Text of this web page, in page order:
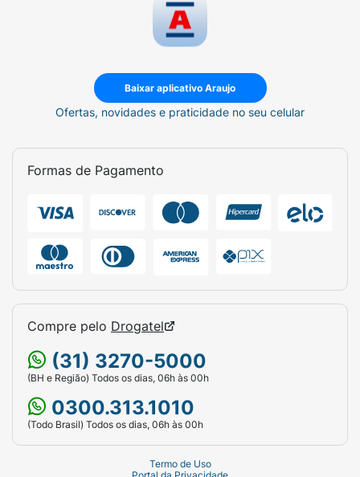
Baixar aplicativo Araujo
Ofertas, novidades e praticidade no seu celular
Formas de Pagamento
Compre pelo Drogatel
(31) 3270-5000
(BH e Região) Todos os dias, 06h às 00h
0300.313.1010
(Todo Brasil) Todos os dias, 06h às 00h
Termo de Uso